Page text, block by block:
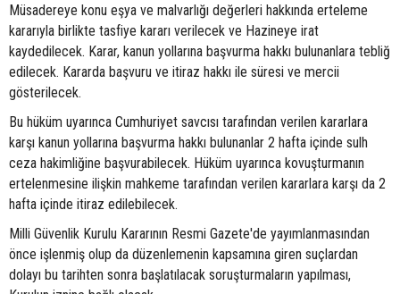
Müsadereye konu eşya ve malvarlığı değerleri hakkında erteleme
kararıyla birlikte tasfiye kararı verilecek ve Hazineye irat
kaydedilecek. Karar, kanun yollarına başvurma hakkı bulunanlara tebliğ
edilecek. Kararda başvuru ve itiraz hakkı ile süresi ve mercii
gösterilecek.
Bu hüküm uyarınca Cumhuriyet savcısı tarafından verilen kararlara
karşı kanun yollarına başvurma hakkı bulunanlar 2 hafta içinde sulh
ceza hakimliğine başvurabilecek. Hüküm uyarınca kovuşturmanın
ertelenmesine ilişkin mahkeme tarafından verilen kararlara karşı da 2
hafta içinde itiraz edilebilecek.
Milli Güvenlik Kurulu Kararının Resmi Gazete'de yayımlanmasından
önce işlenmiş olup da düzenlemenin kapsamına giren suçlardan
dolayı bu tarihten sonra başlatılacak soruşturmaların yapılması,